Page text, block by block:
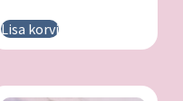
Lisa korvi